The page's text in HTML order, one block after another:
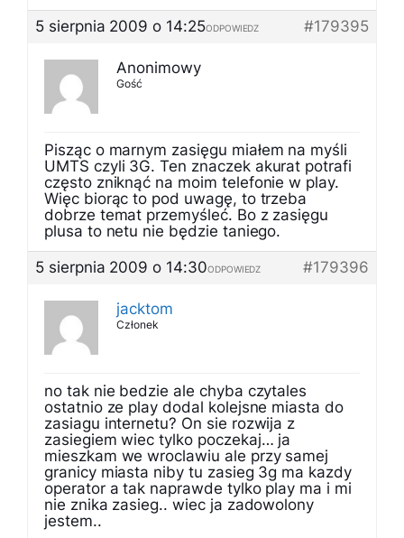
5 sierpnia 2009 o 14:25
#179395
ODPOWIEDZ
Anonimowy
Gość
Pisząc o marnym zasięgu miałem na myśli
UMTS czyli 3G. Ten znaczek akurat potrafi
często zniknąć na moim telefonie w play.
Więc biorąc to pod uwagę, to trzeba
dobrze temat przemyśleć. Bo z zasięgu
plusa to netu nie będzie taniego.
5 sierpnia 2009 o 14:30
#179396
ODPOWIEDZ
jacktom
Członek
no tak nie bedzie ale chyba czytales
ostatnio ze play dodal kolejsne miasta do
zasiagu internetu? On sie rozwija z
zasiegiem wiec tylko poczekaj… ja
mieszkam we wroclawiu ale przy samej
granicy miasta niby tu zasieg 3g ma kazdy
operator a tak naprawde tylko play ma i mi
nie znika zasieg.. wiec ja zadowolony
jestem..